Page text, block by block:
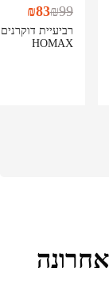
רביעיית
HOMAX
₪99
₪83